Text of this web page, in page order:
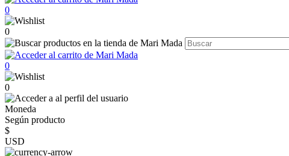
0
0
0
0
Moneda
Según producto
$
USD